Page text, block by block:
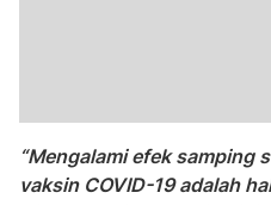
“Mengalami efek samping
vaksin COVID-19 adalah